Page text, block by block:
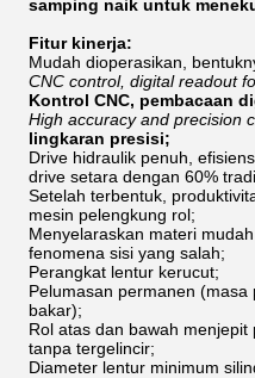
samping naik untuk
Fitur kinerja:
Mudah dioperasikan,
CNC control, digital readout
Kontrol CNC, pembacaan
High accuracy and precision
lingkaran presisi;
Drive hidraulik penuh,
drive setara dengan 60%
Setelah terbentuk,
mesin pelengkung rol;
Menyelaraskan materi
fenomena sisi yang salah;
Perangkat lentur kerucut;
Pelumasan permanen
bakar);
Rol atas dan bawah
tanpa tergelincir;
Diameter lentur minimum